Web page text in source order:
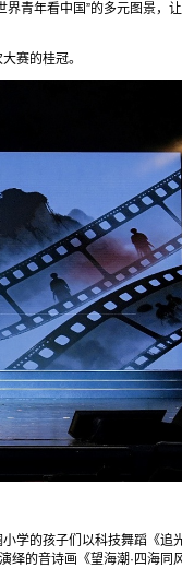
青年看中国”的多元图景，
赛的桂冠。
学的孩子们以科技舞蹈《追
的音诗画《望海潮·四海同